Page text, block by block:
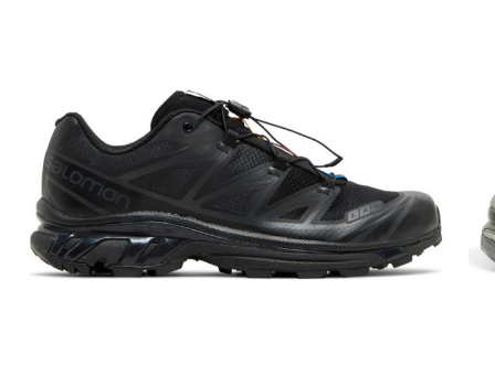
что-то не подошло — покупатель может совершенно
бесплатно отказаться от посылки непосредственно на
отделении почты!
*В зависимости от настроек и качества работы Вашего
гаджета цвет товара, указанного на фото, может несколько
отличаться от реального!